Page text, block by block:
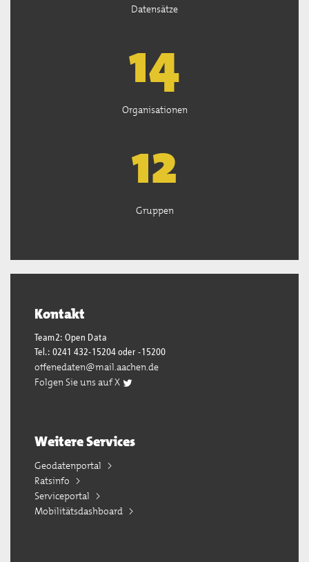
Datensätze
14
Organisationen
13
Gruppen
Kontakt
Team2: Open Data
Tel.: 0241 432-15204 oder -15200
offenedaten@mail.aachen.de
Folgen Sie uns auf X
Weitere Services
Geodatenportal
Ratsinfo
Serviceportal
Mobilitätsdashboard